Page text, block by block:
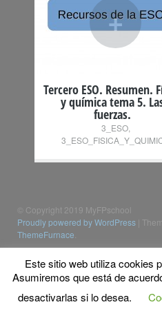
+
Tercero ESO. Resumen.
y química tema 5.
fuerzas.
3_ESO,
© Copyright 2019 MyFPschool
Proudly powered by WordPress
ThemeFurnace
Este sitio web utiliza cookies
Asumiremos que está de
desactivarlas si lo desea.